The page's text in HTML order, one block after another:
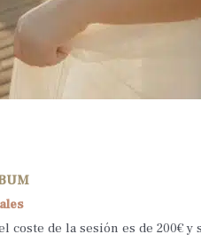
coste de la sesión es de 200€